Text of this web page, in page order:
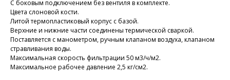
С боковым подключением без вентиля в комплекте.
Цвета слоновой кости.
Литой термопластиковый корпус с базой.
Верхние и нижние части соединены термической сваркой.
Поставляется с манометром, ручным клапаном воздуха, клапаном
стравливания воды.
Максимальная скорость фильтрации 50 м3/ч/м2.
Максимальное рабочее давление 2,5 кг/cм2.